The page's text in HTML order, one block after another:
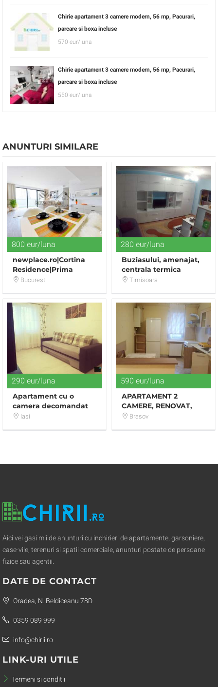
Chirie apartament 3 camere modern, 56 mp, Pacurari,
parcare si boxa incluse
570 eur/luna
Chirie apartament 3 camere modern, 56 mp, Pacurari,
parcare si boxa incluse
550 eur/luna
ANUNTURI SIMILARE
800 eur/luna
newplace.ro|Cortina
Residence|Prima
inchiriere|Apartament
Bucuresti
280 eur/luna
Buziasului, amenajat,
centrala termica
Timisoara
290 eur/luna
Apartament cu o
camera decomandat
in Tatarasi
Iasi
590 eur/luna
APARTAMENT 2
CAMERE, RENOVAT,
DECOMANDAT,
Brasov
Aici vei gasi mii de anunturi cu inchirieri de apartamente, garsoniere,
case-vile, terenuri si spatii comerciale, anunturi postate de persoane
fizice sau agentii.
DATE DE CONTACT
Oradea, N. Beldiceanu 78D
0359 089 999
info@chirii.ro
LINK-URI UTILE
Termeni si conditii